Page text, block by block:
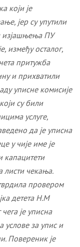
који је
јер су упутили
изјашњења ПУ
између осталог,
притужба
и прихватили
уписне комисије
су били
услуге,
да је уписна
у чије име је
капацитети
листи чекања.
провером
детета Н.М
је уписна
услове за упис и
Повереник је